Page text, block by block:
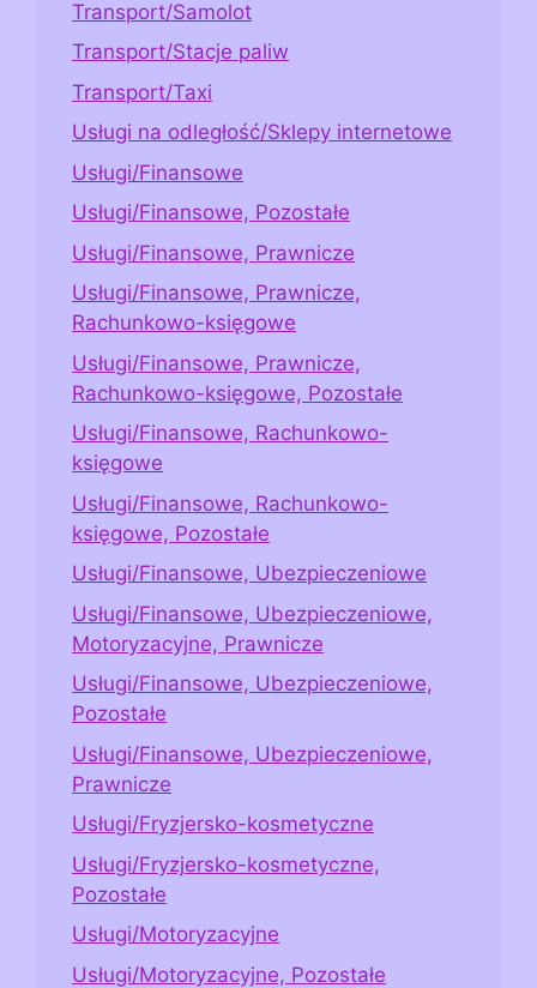
Transport/Samolot
Transport/Stacje paliw
Transport/Taxi
Usługi na odległość/Sklepy internetowe
Usługi/Finansowe
Usługi/Finansowe, Pozostałe
Usługi/Finansowe, Prawnicze
Usługi/Finansowe, Prawnicze,
Rachunkowo-księgowe
Usługi/Finansowe, Prawnicze,
Rachunkowo-księgowe, Pozostałe
Usługi/Finansowe, Rachunkowo-
księgowe
Usługi/Finansowe, Rachunkowo-
księgowe, Pozostałe
Usługi/Finansowe, Ubezpieczeniowe
Usługi/Finansowe, Ubezpieczeniowe,
Motoryzacyjne, Prawnicze
Usługi/Finansowe, Ubezpieczeniowe,
Pozostałe
Usługi/Finansowe, Ubezpieczeniowe,
Prawnicze
Usługi/Fryzjersko-kosmetyczne
Usługi/Fryzjersko-kosmetyczne,
Pozostałe
Usługi/Motoryzacyjne
Usługi/Motoryzacyjne, Pozostałe